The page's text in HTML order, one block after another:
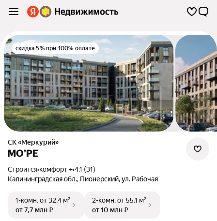
скидка 5% при 100% оплате
СК «Меркурий»
МО’РЕ
Строится•комфорт +•4.1 (31)
Калининградская обл., Пионерский,ул. Рабочая
1-комн.от 32,4 м²
от 7,7 млн ₽
2-комн.от 55,1 м²
от 10 млн ₽